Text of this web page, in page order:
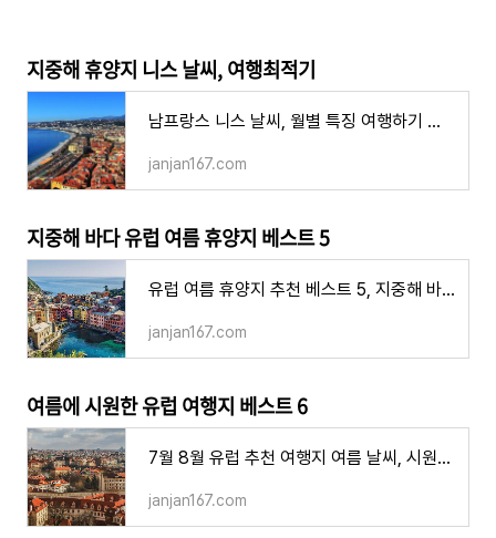
지중해 휴양지 니스 날씨, 여행최적기
남프랑스 니스 날씨, 월별 특징 여행하기 좋은 시기 지중해 휴양지 기후 성수기 옷차림
janjan167.com
지중해 바다 유럽 여름 휴양지 베스트 5
유럽 여름 휴양지 추천 베스트 5, 지중해 바다가 아름다운 곳 인기있는 특별한 신혼여행지
janjan167.com
여름에 시원한 유럽 여행지 베스트 6
7월 8월 유럽 추천 여행지 여름 날씨, 시원한 도시 떠나기 좋은 곳 베스트 6
janjan167.com